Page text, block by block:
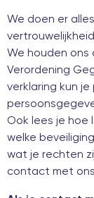
We doen er
We houden ons
Verordening
verklaring kun
Ook lees je hoe
welke
wat je rechten
contact met